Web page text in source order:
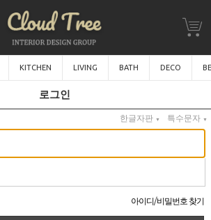
KITCHEN LIVING BATH DECO
로그인
특수문자 ▼
한글자판 ▼
아이디/비밀번호 찾기